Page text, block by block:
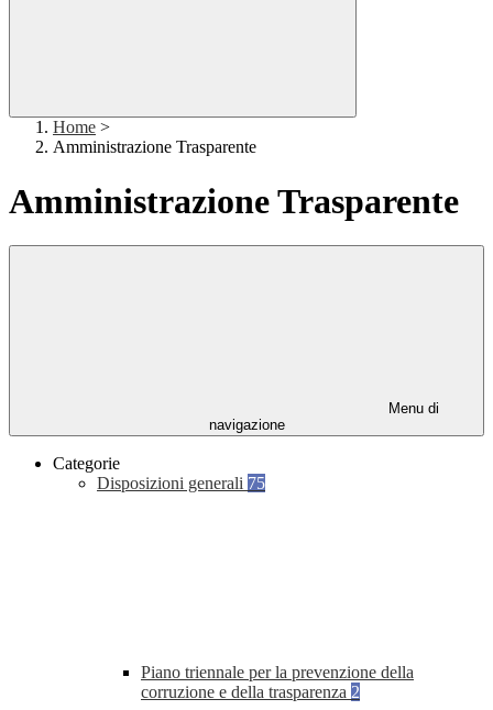
Home >
Amministrazione Trasparente
Amministrazione Trasparente
Menu di
navigazione
Categorie
Disposizioni generali 75
Piano triennale per la prevenzione della
corruzione e della trasparenza 2